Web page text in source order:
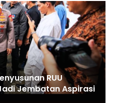
Personel di
Profesional dan